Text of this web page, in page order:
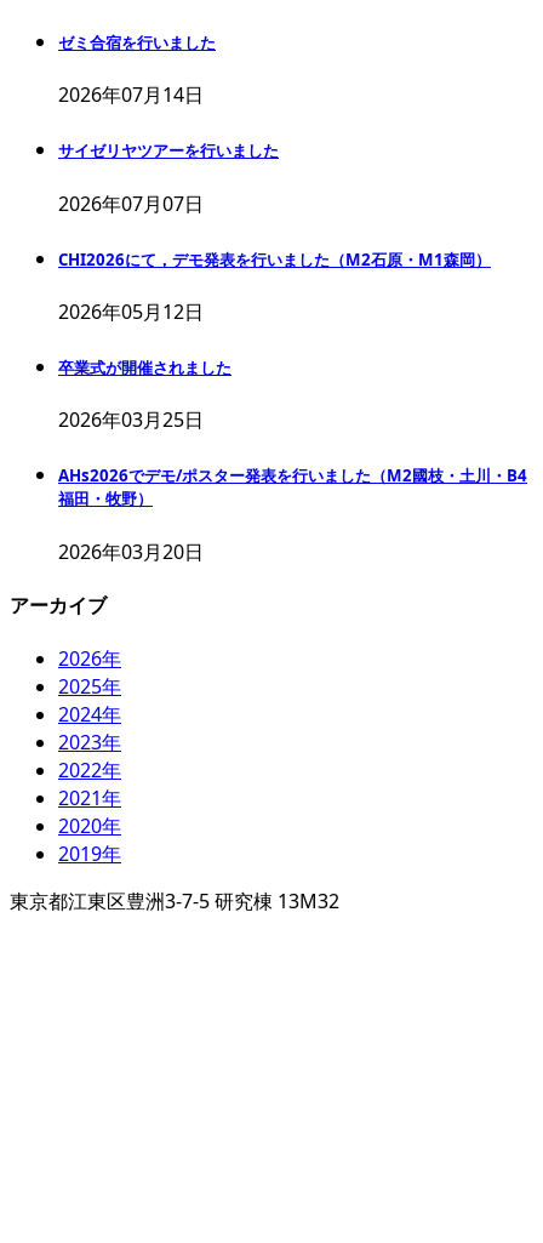
ゼミ合宿を行いました
2026年07月14日
サイゼリヤツアーを行いました
2026年07月07日
CHI2026にて，デモ発表を行いました（M2石原・M1森岡）
2026年05月12日
卒業式が開催されました
2026年03月25日
AHs2026でデモ/ポスター発表を行いました（M2國枝・土川・B4
福田・牧野）
2026年03月20日
アーカイブ
2026年
2025年
2024年
2023年
2022年
2021年
2020年
2019年
東京都江東区豊洲3-7-5 研究棟 13M32